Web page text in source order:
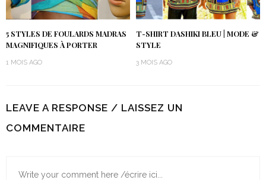
5 STYLES DE FOULARDS MADRAS
MAGNIFIQUES À PORTER
1 MOIS AGO
T-SHIRT DASHIKI BLEU | MODE &
STYLE
3 MOIS AGO
LEAVE A RESPONSE / LAISSEZ UN
COMMENTAIRE